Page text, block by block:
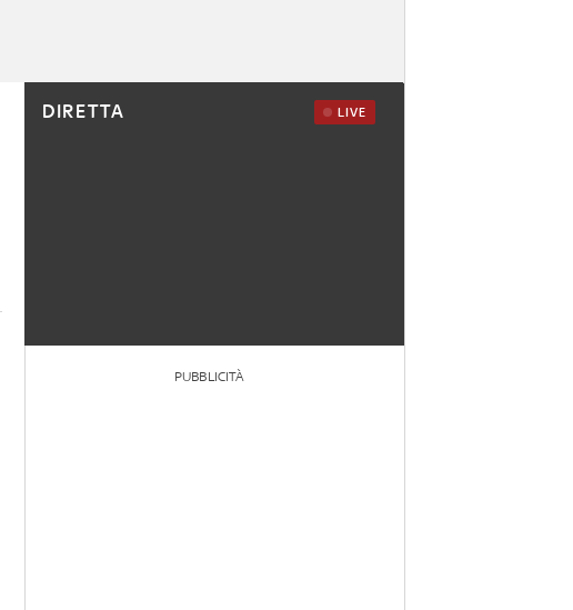
DIRETTA LIVE
PUBBLICITÀ